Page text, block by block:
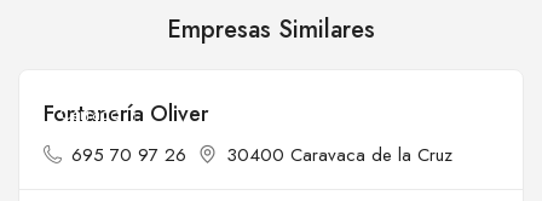
Empresas Similares
Cerrado
Fontanería Oliver
695 70 97 26 30400 Caravaca de la Cruz